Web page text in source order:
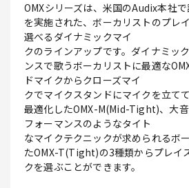
OMXシリーズは、米国のAudix本社
を実施された、ボーカリストのプレ
選べるダイナミックマイ
クのラインアップです。ダイナミッ
ンスで歌うボーカリストに最適な
ドマイクからクローズマイ
クでマイクスタンドにマイクを立て
最適化したOMX-M(Mid-Tight)、大
フォーマンスのようなタイト
なマイクテクニックが求められるボ
たOMX-T(Tight)の3種類からプレイ
クを選ぶことができます。